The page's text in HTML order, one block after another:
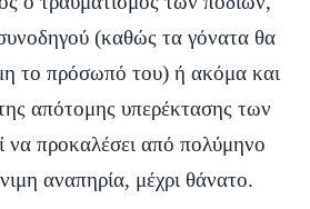
(καθώς τα γόνατα θα
το πρόσωπό του) ή ακόμα και
απότομης υπερέκτασης των
να προκαλέσει από πολύμηνο
αναπηρία, μέχρι θάνατο.